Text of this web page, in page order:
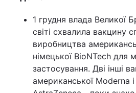
1 грудня влада Великої
світі схвалила вакцину
виробництва
німецької BioNTech для
застосування. Дві інші
американської Moderna